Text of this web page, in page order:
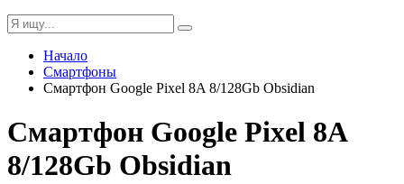
Начало
Смартфоны
Смартфон Google Pixel 8A 8/128Gb Obsidian
Смартфон Google Pixel 8A
8/128Gb Obsidian